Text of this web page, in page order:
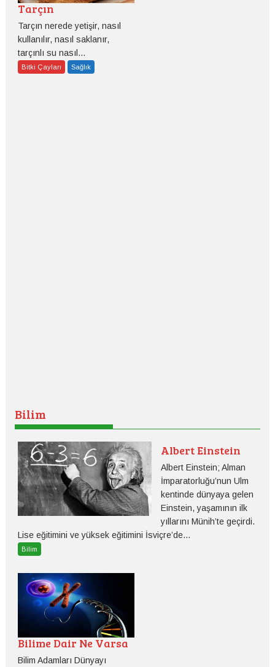
Tarçın
Tarçın nerede yetişir, nasıl
kullanılır, nasıl saklanır,
tarçınlı su nasıl...
Bitki Çayları Sağlık
Bilim
Albert Einstein
Albert Einstein; Alman
İmparatorluğu’nun Ulm
kentinde dünyaya gelen
Einstein, yaşamının ilk
yıllarını Münih’te geçirdi.
Lise eğitimini ve yüksek eğitimini İsviçre’de...
Bilim
Bilime Dair Ne Varsa
Bilim Adamları Dünyayı